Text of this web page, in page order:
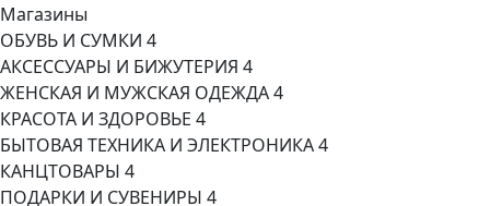
Магазины
ОБУВЬ И СУМКИ 4
АКСЕССУАРЫ И БИЖУТЕРИЯ 4
ЖЕНСКАЯ И МУЖСКАЯ ОДЕЖДА4
КРАСОТА И ЗДОРОВЬЕ 4
БЫТОВАЯ ТЕХНИКА И ЭЛЕКТРОНИКА4
КАНЦТОВАРЫ 4
ПОДАРКИ И СУВЕНИРЫ 4